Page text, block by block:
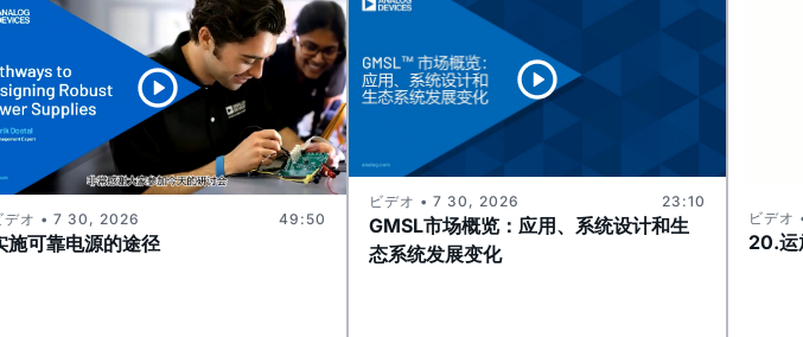
施可靠电源的途径
デオ • 7 30, 2026 49:50
GMSL市场概览：应用、系统设计和生
态系统发展变化
ビデオ • 7 30, 2026 23:10
20.运
ビデ